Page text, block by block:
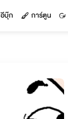
อีบุ๊ก การ์ตูน